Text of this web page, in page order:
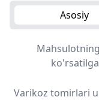
Asosiy
Varikoz tomirlari